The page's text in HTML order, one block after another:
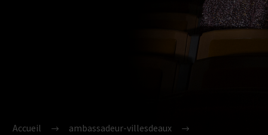
Accueil
ambassadeur-villesdeaux